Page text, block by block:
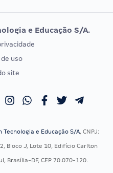
Vunesp
EXAME DE ORDEM
Calendário OAB
e Educação S/A.
uso
site
Tecnologia e Educação S/A, CNPJ:
Bloco J, Lote 10, Edifício Carlton
Brasília-DF, CEP 70.070-120.